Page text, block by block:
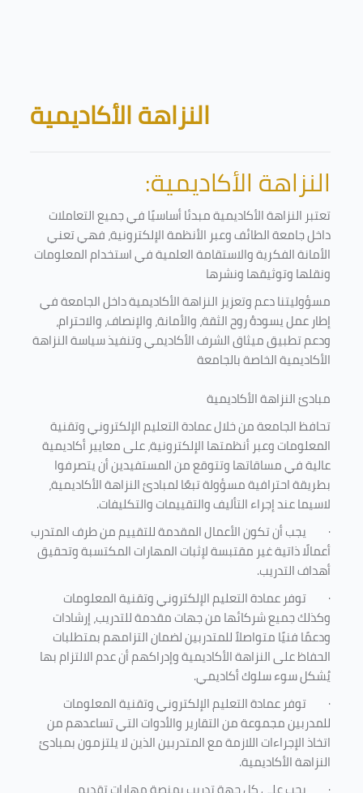
Blocks
النزاهة الأكاديمية
النزاهة الأكاديمية:
تعتبر النزاهة الأكاديمية مبدئا أساسيًا في جميع التعاملات
داخل جامعة الطائف وعبر الأنظمة الإلكترونية، فهي تعني
الأمانة الفكرية والاستقامة العلمية في استخدام المعلومات
ونقلها وتوثيقها ونشرها
مسؤوليتنا دعم وتعزيز النزاهة الأكاديمية داخل الجامعة في
إطار عمل يسودهُ روح الثقة، والأمانة، والإنصاف، والاحترام،
ودعم تطبيق ميثاق الشرف الأكاديمي وتنفيذ سياسة النزاهة
الأكاديمية الخاصة بالجامعة
مبادئ النزاهة الأكاديمية
تحافظ الجامعة من خلال عمادة التعليم الإلكتروني وتقنية
المعلومات وعبر أنظمتها الإلكترونية، على معايير أكاديمية
عالية في مساقاتها وتتوقع من المستفيدين أن يتصرفوا
بطريقة احترافية مسؤولة تبعًا لمبادئ النزاهة الأكاديمية،
لاسيما عند إجراء التأليف والتقييمات والتكليفات.
· يجب أن تكون الأعمال المقدمة للتقييم من طرف المتدرب
أعمالًا ذاتية غير مقتبسة لإثبات المهارات المكتسبة وتحقيق
أهداف التدريب.
· توفر عمادة التعليم الإلكتروني وتقنية المعلومات
وكذلك جميع شركائها من جهات مقدمة للتدريب، إرشادات
ودعمًا فنيًا متواصلاً للمتدربين لضمان التزامهم بمتطلبات
الحفاظ على النزاهة الأكاديمية وإدراكهم أن عدم الالتزام بها
يُشكل سوء سلوك أكاديمي.
· توفر عمادة التعليم الإلكتروني وتقنية المعلومات
للمدربين مجموعة من التقارير والأدوات التي تساعدهم من
اتخاذ الإجراءات اللازمة مع المتدربين الذين لا يلتزمون بمبادئ
النزاهة الأكاديمية.